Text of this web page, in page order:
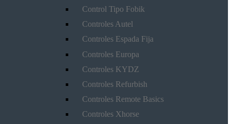
Control Tipo Fobik
Controles Autel
Controles Espada Fija
Controles Europa
Controles KYDZ
Controles Refurbish
Controles Remote Basics
Controles Xhorse